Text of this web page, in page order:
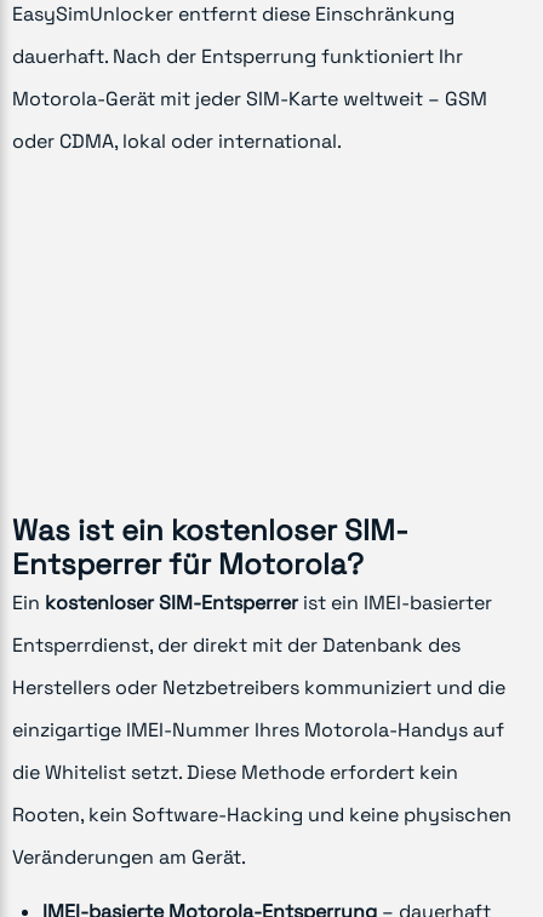
EasySimUnlocker entfernt diese Einschränkung
dauerhaft. Nach der Entsperrung funktioniert Ihr
Motorola-Gerät mit jeder SIM-Karte weltweit – GSM
oder CDMA, lokal oder international.
Was ist ein kostenloser SIM-
Entsperrer für Motorola?
Ein kostenloser SIM-Entsperrerist ein IMEI-basierter
Entsperrdienst, der direkt mit der Datenbank des
Herstellers oder Netzbetreibers kommuniziert und die
einzigartige IMEI-Nummer Ihres Motorola-Handys auf
die Whitelist setzt. Diese Methode erfordert kein
Rooten, kein Software-Hacking und keine physischen
Veränderungen am Gerät.
IMEI-basierte Motorola-Entsperrung – dauerhaft